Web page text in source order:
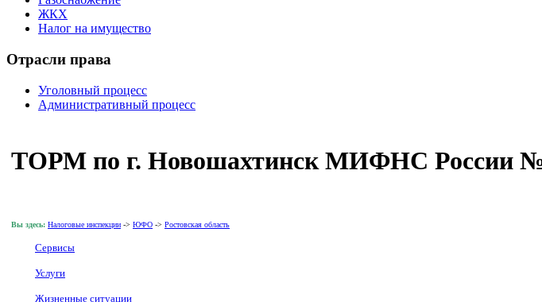
ЖКХ
Налог на имущество
Отрасли права
Уголовный процесс
Административный процесс
ТОРМ по г. Новошахтинск МИФНС России №
Вы здесь: Налоговые инспекции -> ЮФО -> Ростовская область
Сервисы
Услуги
Жизненные ситуации